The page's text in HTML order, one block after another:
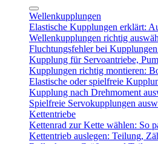
Wellenkupplungen
Elastische Kupplungen erklärt:
Wellenkupplungen richtig
Fluchtungsfehler bei
Kupplung für Servoantriebe,
Kupplungen richtig montieren:
Elastische oder spielfreie
Kupplung nach Drehmoment
Spielfreie Servokupplungen
Kettentriebe
Kettenrad zur Kette wählen: So
Kettentrieb auslegen: Teilung,